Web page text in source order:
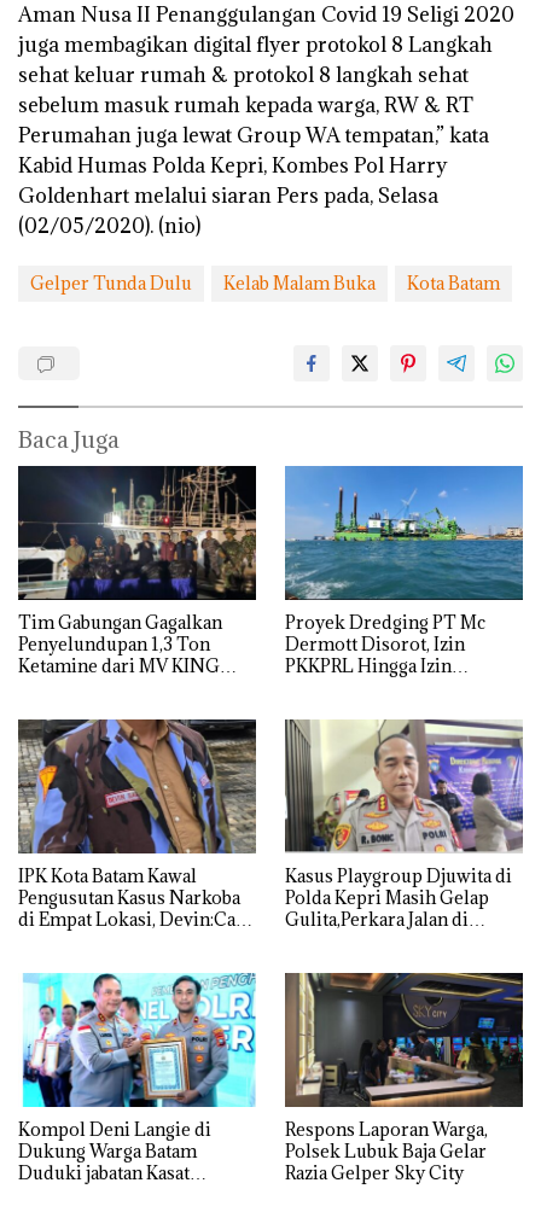
Aman Nusa II Penanggulangan Covid 19 Seligi 2020
juga membagikan digital flyer protokol 8 Langkah
sehat keluar rumah & protokol 8 langkah sehat
sebelum masuk rumah kepada warga, RW & RT
Perumahan juga lewat Group WA tempatan,” kata
Kabid Humas Polda Kepri, Kombes Pol Harry
Goldenhart melalui siaran Pers pada, Selasa
(02/05/2020). (nio)
Gelper Tunda Dulu Kelab Malam Buka Kota Batam
Baca Juga
Tim Gabungan Gagalkan
Penyelundupan 1,3 Ton
Ketamine dari MV KING
Proyek Dredging PT Mc
Dermott Disorot, Izin
PKKPRL Hingga Izin
IPK Kota Batam Kawal
Pengusutan Kasus Narkoba
di Empat Lokasi, Devin:Cari
Kasus Playgroup Djuwita di
Polda Kepri Masih Gelap
Gulita,Perkara Jalan di
Kompol Deni Langie di
Dukung Warga Batam
Duduki jabatan Kasat
Respons Laporan Warga,
Polsek Lubuk Baja Gelar
Razia Gelper Sky City